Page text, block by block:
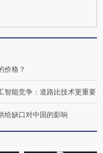
度Z世代 用街头抗争将教
育部长拱下台
飞地休达
价格？
智能竞争：道路比技术更重要
给缺口对中国的影响